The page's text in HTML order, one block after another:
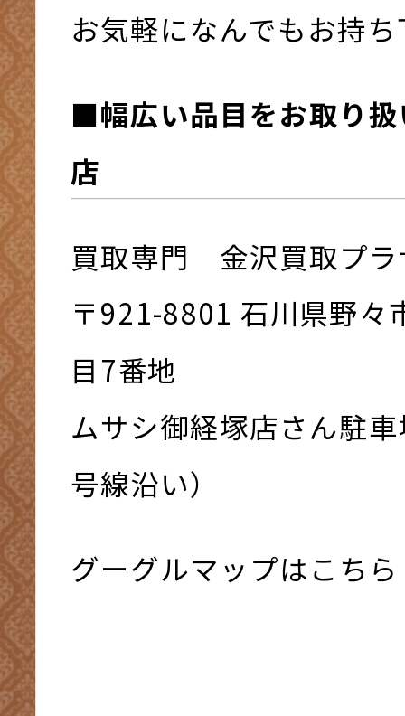
お気軽になんでもお持
■幅広い品目をお取り
店
買取専門 金沢買取プラ
〒921-8801 ⽯川県野々
⽬7番地
ムサシ御経塚店さん駐
号線沿い）
グーグルマップはこちら